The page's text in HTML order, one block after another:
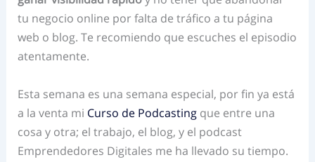
tu negocio online por falta de tráfico a tu página
web o blog. Te recomiendo que escuches el episodio
atentamente.
Esta semana es una semana especial, por fin ya está
a la venta mi Curso de Podcasting que entre una
cosa y otra; el trabajo, el blog, y el podcast
Emprendedores Digitales me ha llevado su tiempo.